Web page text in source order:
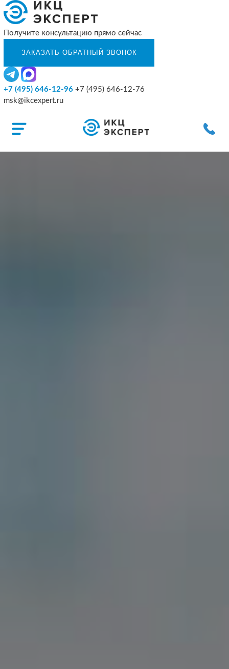
Получите консультацию прямо сейчас
+7 (495) 646-12-96 +7 (495) 646-12-76
msk@ikcexpert.ru